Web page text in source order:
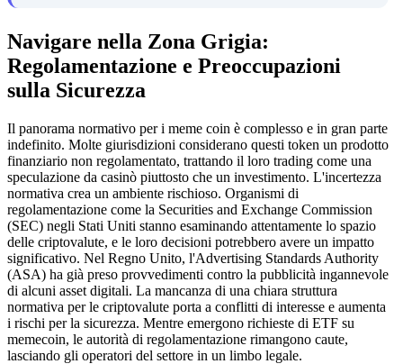
Navigare nella Zona Grigia:
Regolamentazione e Preoccupazioni
sulla Sicurezza
Il panorama normativo per i meme coin è complesso e in gran parte
indefinito. Molte giurisdizioni considerano questi token un prodotto
finanziario non regolamentato, trattando il loro trading come una
speculazione da casinò piuttosto che un investimento. L'incertezza
normativa crea un ambiente rischioso. Organismi di
regolamentazione come la Securities and Exchange Commission
(SEC) negli Stati Uniti stanno esaminando attentamente lo spazio
delle criptovalute, e le loro decisioni potrebbero avere un impatto
significativo. Nel Regno Unito, l'Advertising Standards Authority
(ASA) ha già preso provvedimenti contro la pubblicità ingannevole
di alcuni asset digitali. La mancanza di una chiara struttura
normativa per le criptovalute porta a conflitti di interesse e aumenta
i rischi per la sicurezza. Mentre emergono richieste di ETF su
memecoin, le autorità di regolamentazione rimangono caute,
lasciando gli operatori del settore in un limbo legale.